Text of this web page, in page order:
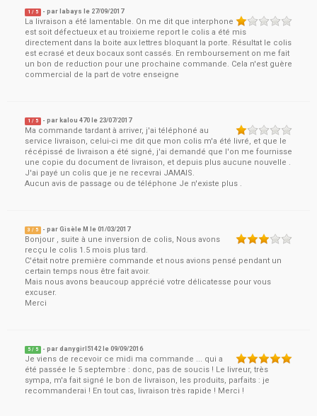
1 / 5 - par labays le 27/09/2017
La livraison a été lamentable. On me dit que interphone
est soit défectueux et au troixieme report le colis a été mis
directement dans la boite aux lettres bloquant la porte. Résultat le colis
est ecrasé et deux bocaux sont cassés. En remboursement on me fait
un bon de reduction pour une prochaine commande. Cela n'est guère
commercial de la part de votre enseigne
1 / 5 - par kalou 470 le 23/07/2017
Ma commande tardant à arriver, j'ai téléphoné au
service livraison, celui-ci me dit que mon colis m'a été livré, et que le
récépissé de livraison a été signé, j'ai demandé que l'on me fournisse
une copie du document de livraison, et depuis plus aucune nouvelle .
J'ai payé un colis que je ne recevrai JAMAIS.
Aucun avis de passage ou de téléphone Je n'existe plus .
3 / 5 - parGisèle M le01/03/2017
Bonjour , suite à une inversion de colis, Nous avons
recçu le colis 1.5 mois plus tard.
C'était notre première commande et nous avions pensé pendant un
certain temps nous être fait avoir.
Mais nous avons beaucoup apprécié votre délicatesse pour vous
excuser.
Merci
5 / 5 - pardanygirl5142 le09/09/2016
Je viens de recevoir ce midi ma commande ... qui a
été passée le 5 septembre : donc, pas de soucis ! Le livreur, très
sympa, m'a fait signé le bon de livraison, les produits, parfaits : je
recommanderai ! En tout cas, livraison très rapide ! Merci !